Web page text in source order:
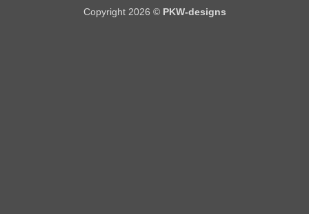
Pickup
Copyright 2026 © PKW-designs